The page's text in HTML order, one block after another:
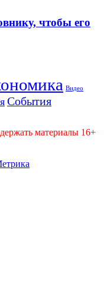
чтобы его
Видео
События
материалы 16+